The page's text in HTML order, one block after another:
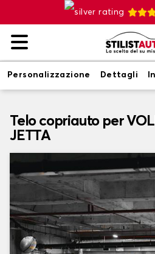
Personalizzazione Dettagli
Telo copriauto per
JETTA